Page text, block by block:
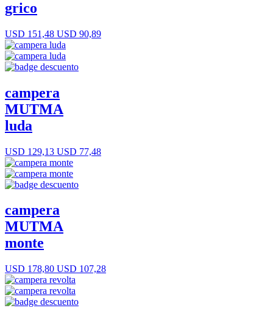
grico
USD 151,48 USD 90,89
campera
MUTMA
luda
USD 129,13 USD 77,48
campera
MUTMA
monte
USD 178,80 USD 107,28